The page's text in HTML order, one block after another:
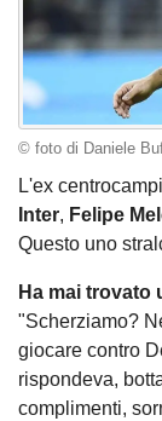
© foto di Daniele
L'ex
Inter, Felipe
Questo uno
Ha mai trovato
"Scherziamo?
giocare contro
rispondeva,
complimenti,